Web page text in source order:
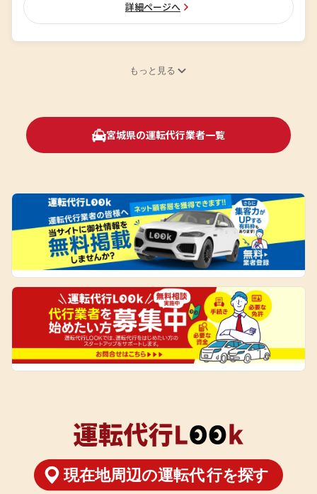
詳細ページへ
もっと見る
宮城県の運転代行業者一覧